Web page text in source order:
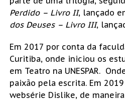
Perdido – Livro II, lançado
dos Deuses – Livro III,
Em 2017 por conta da
Curitiba, onde iniciou os
em Teatro na UNESPAR.
paixão pela escrita. Em
websérie Dislike, de